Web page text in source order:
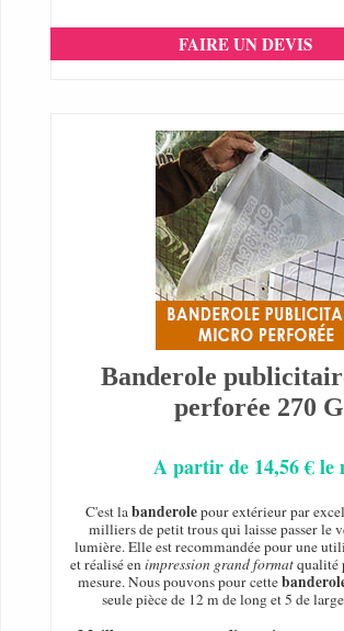
FAIRE UN DEVIS
Banderole
perforée 270
A partir de 14,56 € le
C'est labanderolepour extérieur par
milliers de petit trous qui laisse passer le
lumière. Elle est recommandée pour une
et réalisé enimpression grand formatqualité
mesure. Nous pouvons pour cette
seule pièce de 12 m de long et 5 de